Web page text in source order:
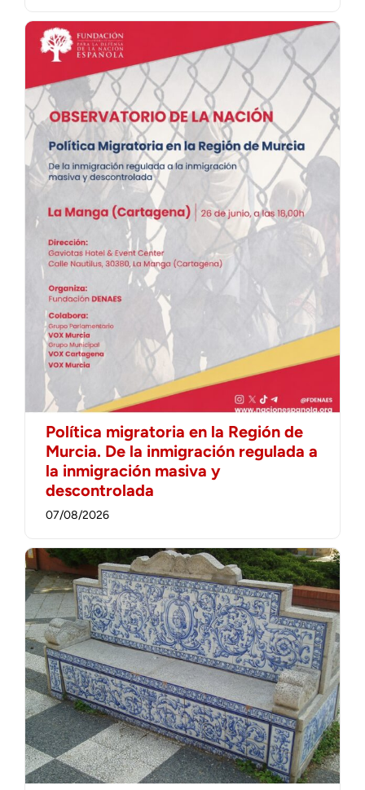
Política migratoria en la Región de
Murcia. De la inmigración regulada a
la inmigración masiva y
descontrolada
07/08/2026